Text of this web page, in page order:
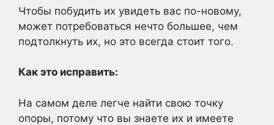
Чтобы побудить их увидеть вас по-новому,
может потребоваться нечто большее, чем
подтолкнуть их, но это всегда стоит того.
Как это исправить:
На самом деле легче найти свою точку
опоры, потому что вы знаете их и имеете